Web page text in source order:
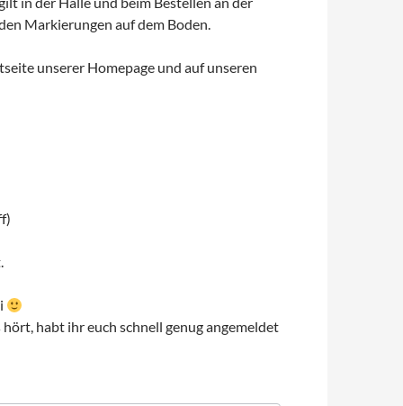
Markierungen auf dem Boden.
unserer Homepage und auf unseren
habt ihr euch schnell genug angemeldet